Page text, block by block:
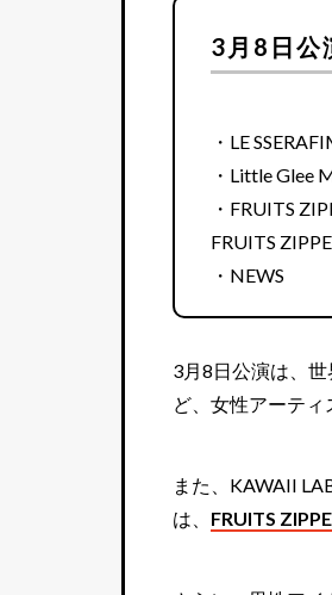
3月8日公
・LE
・Little Glee
・FRUITS
FRUITS
・NEWS
3月8日公演は、
ど、女性アーティ
また、KAWAII
は、 FRUITS